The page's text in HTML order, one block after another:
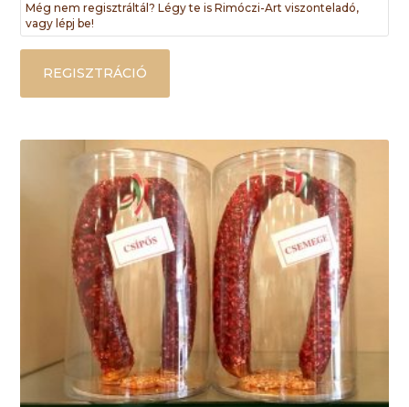
Még nem regisztráltál? Légy te is Rimóczi-Art viszonteladó,
vagy lépj be!
REGISZTRÁCIÓ